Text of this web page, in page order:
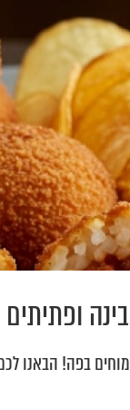
ופתיתים
בפה! הבאנו